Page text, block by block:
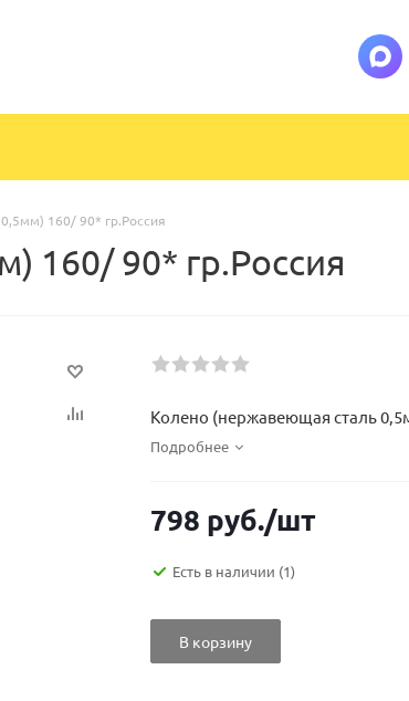
160/ 90* гр.Россия
160/ 90* гр.Россия
Колено (нержавеющая сталь
Подробнее
798 руб./шт
Есть в наличии (1)
В корзину